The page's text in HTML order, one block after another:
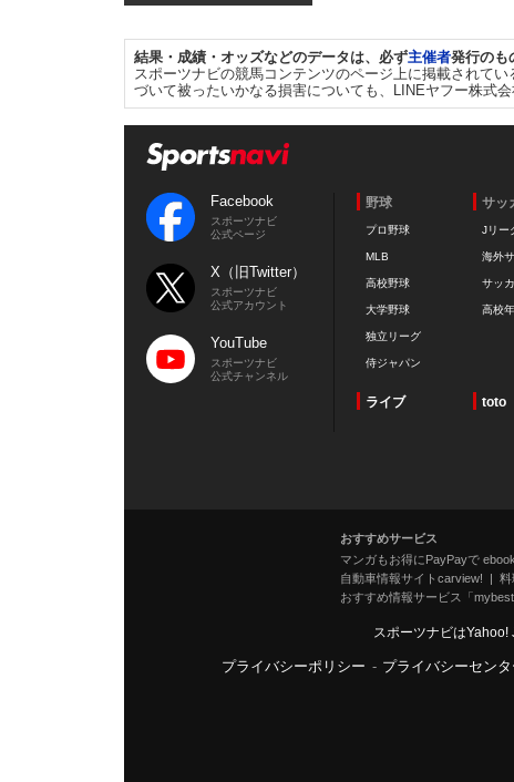
結果・成績・オッズなどのデータは、必ず主催者発行のも
スポーツナビの競馬コンテンツのページ上に掲載されて
づいて被ったいかなる損害についても、LINEヤフー株式
Facebook
スポーツナビ
公式ページ
X（旧Twitter）
スポーツナビ
公式アカウント
YouTube
スポーツナビ
公式チャンネル
野球
プロ野球
MLB
高校野球
大学野球
独立リーグ
侍ジャパン
サッ
Jリー
海外
サッ
高校
ライブ toto
おすすめサービス
マンガもお得にPayPayで
自動車情報サイトcarview!
料
おすすめ情報サービス「mybest
スポーツナビはYahoo!
プライバシーポリシー - プライバシーセンタ